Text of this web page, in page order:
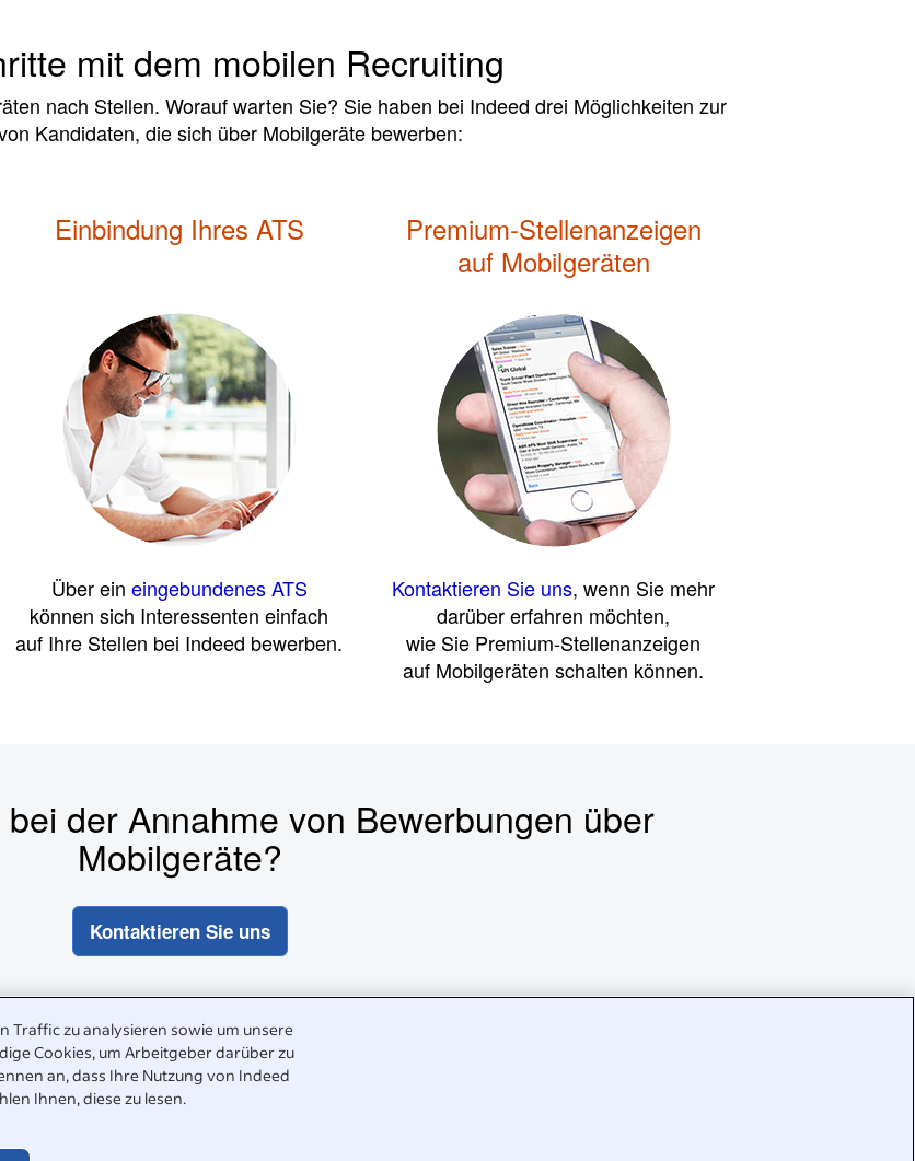
Traffic zu analysieren sowie um unsere
Cookies, um Arbeitgeber darüber zu
an, dass Ihre Nutzung von Indeed
Ihnen, diese zu lesen.
mit dem mobilen Recruiting
nach Stellen. Worauf warten Sie? Sie haben bei Indeed drei Möglichkeiten zur
Kandidaten, die sich über Mobilgeräte bewerben:
Einbindung Ihres ATS
Über ein eingebundenes ATS
können sich Interessenten einfach
auf Ihre Stellen bei Indeed bewerben.
Premium-Stellenanzeigen
auf Mobilgeräten
Kontaktieren Sie uns, wenn Sie mehr
darüber erfahren möchten,
wie Sie Premium-Stellenanzeigen
auf Mobilgeräten schalten können.
der Annahme von Bewerbungen über
Mobilgeräte?
Kontaktieren Sie uns
©2026 Indeed -